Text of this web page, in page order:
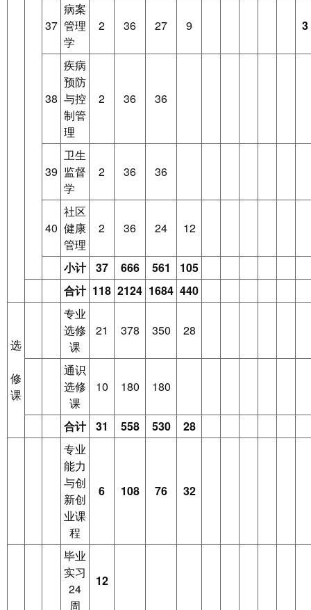
37
病案
管理
学
2 36 27 9 3
38
疾病
预防
与控
制管
理
2 36 36
39
卫生
监督
学
2 36 36
40
社区
健康
管理
2 36 24 12
小计 37 666 561
105
合计 118 2124 1684 440
选
修
课
专业
选修
课
21 378 350 28
通识
选修
课
10 180 180
合计 31 558 530
28
专业
能力
与创
新创
业课
程
6 108 76 32
毕业
实习
24
周
12